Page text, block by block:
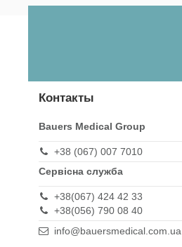
Контакты
Bauers Medical Group
+38 (067) 007 7010
Сервісна служба
+38(067) 424 42 33
+38(056) 790 08 40
info@bauersmedical.com.ua